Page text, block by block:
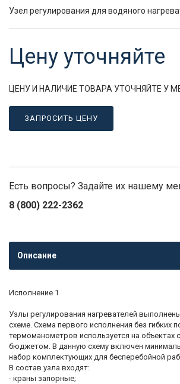
Узел регулирования для водяного
Цену уточняйте
ЦЕНУ И НАЛИЧИЕ ТОВАРА УТОЧНЯЙТЕ У
ЗАПРОСИТЬ ЦЕНУ
Есть вопросы? Задайте их нашему
8 (800) 222-2362
Описание
Исполнение 1
Узлы регулирования нагревателей
схеме. Схема первого исполнения без гибких
термоманометров используется на объектах
бюджетом. В данную схему включен
набор комплектующих для бесперебойной
В состав узла входят:
- краны запорные;